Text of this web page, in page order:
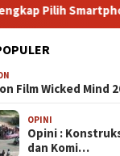
Impresif
Film Wicked Mind
OPINI
Opini :
dan Komi…